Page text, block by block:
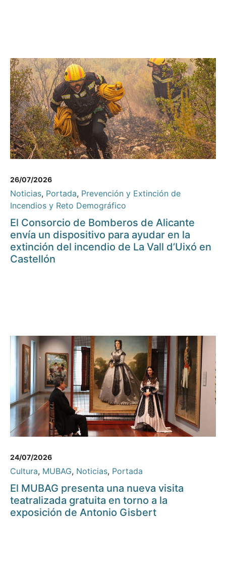
26/07/2026
Noticias, Portada, Prevención y Extinción de
Incendios y Reto Demográfico
El Consorcio de Bomberos de Alicante
envía un dispositivo para ayudar en la
extinción del incendio de La Vall d’Uixó en
Castellón
24/07/2026
Cultura, MUBAG, Noticias, Portada
El MUBAG presenta una nueva visita
teatralizada gratuita en torno a la
exposición de Antonio Gisbert